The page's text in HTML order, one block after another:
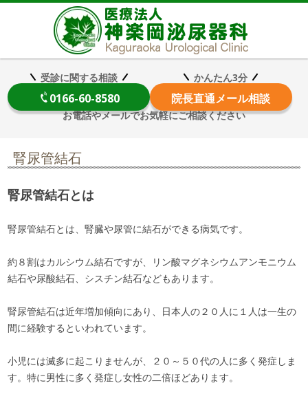
受診に関する相談
0166-60-8580
かんたん3分
院長直通メール相談
お電話やメールでお気軽にご相談ください
腎尿管結石
腎尿管結石とは
腎尿管結石とは、腎臓や尿管に結石ができる病気です。
約８割はカルシウム結石ですが、リン酸マグネシウムアンモニウム
結石や尿酸結石、シスチン結石などもあります。
腎尿管結石は近年増加傾向にあり、日本人の２０人に１人は一生の
間に経験するといわれています。
小児には滅多に起こりませんが、２０～５０代の人に多く発症しま
す。特に男性に多く発症し女性の二倍ほどあります。